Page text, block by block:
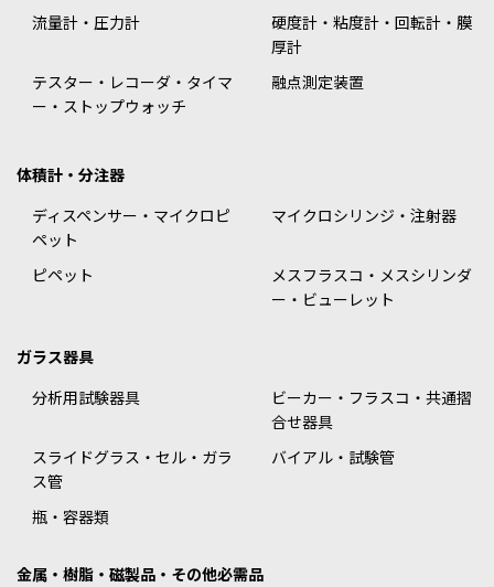
流量計・圧力計
硬度計・粘度計・回転計・膜
厚計
テスター・レコーダ・タイマ
ー・ストップウォッチ
融点測定装置
体積計・分注器
ディスペンサー・マイクロピ
ペット
マイクロシリンジ・注射器
ピペット
メスフラスコ・メスシリンダ
ー・ビューレット
ガラス器具
分析用試験器具
ビーカー・フラスコ・共通摺
合せ器具
スライドグラス・セル・ガラ
ス管
バイアル・試験管
瓶・容器類
金属・樹脂・磁製品・その他必需品